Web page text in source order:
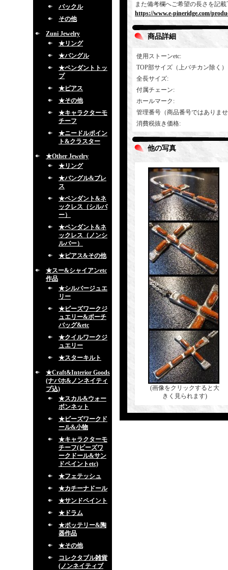
バックル
その他
Zuni Jewelry
★リング
★バングル
★ペンダントトッ
プ
★ピアス
★その他
★キャラクターモ
チーフ
★ニードルポイン
ト&クラスター
★Other Jewelry
★リング
★バングル&ブレ
ス
★ペンダント&ネ
ックレス（シルバ
ー）
★ペンダント&ネ
ックレス（ノンシ
ルバー）
★ピアス&その他
★スー&シャイアンetc
作品
★シルバージュエ
リー
★ビーズワークジ
ュエリー&ポーチ
バッグ&etc
★クイルワークジ
ュエリー
★スターキルト
★Craft&Interior Goods
(ナバホ&ノンネイティ
ブ込)
★スカル&ウォー
ボンネット
★ビーズワークド
ール&小物
★キャラクターモ
チーフ(ビーズワ
ークドール&サン
ドペイントetc)
★フェテッシュ
★カチーナドール
★サンドペイント
★ドラム
★ポッテリー&陶
器作品
★その他
コレクタブル雑貨
(ノンネイティブ
また備考欄へご希望の長さを記
https://www.e-pineridge.com/
商品詳細
使用ストーンetc:
TOP部サイズ（上バチカン除く）
全長サイズ:
付属チェーン:
ホールマーク :
管理番号（商品番号ではありま
消費税抜き価格:
他の写真
(画像をクリックすると大
きく見られます)